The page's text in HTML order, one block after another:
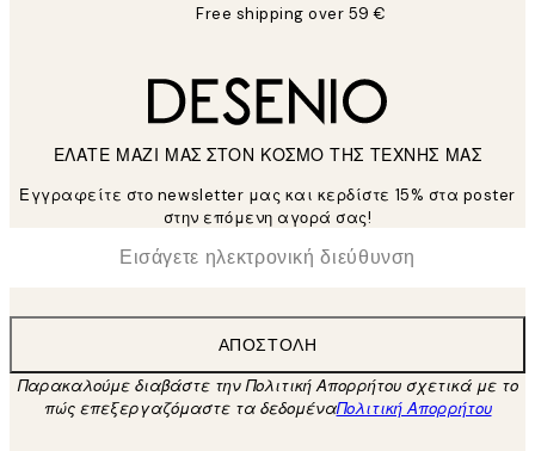
Free shipping over 59 €
ΕΛΑΤΕ ΜΑΖΙ ΜΑΣ ΣΤΟΝ ΚΟΣΜΟ ΤΗΣ ΤΕΧΝΗΣ ΜΑΣ
Εγγραφείτε στο newsletter μας και κερδίστε 15% στα poster
στην επόμενη αγορά σας!
Ηλεκτρονική Διεύθυνση
ΑΠΟΣΤΟΛΉ
Παρακαλούμε διαβάστε την Πολιτική Απορρήτου σχετικά με το
πώς επεξεργαζόμαστε τα δεδομέναΠολιτική Απορρήτου